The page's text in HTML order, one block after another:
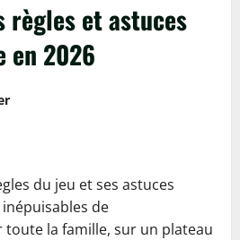
règles et astuces
en 2026
du jeu et ses astuces
de
la famille, sur un plateau